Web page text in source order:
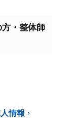
方・整体師
情報